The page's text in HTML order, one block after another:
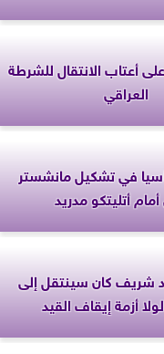
أعتاب الانتقال للشرطة
العراقي
في تشكيل مانشستر
أتليتكو مدريد
شريف كان سينتقل إلى
أزمة إيقاف القيد